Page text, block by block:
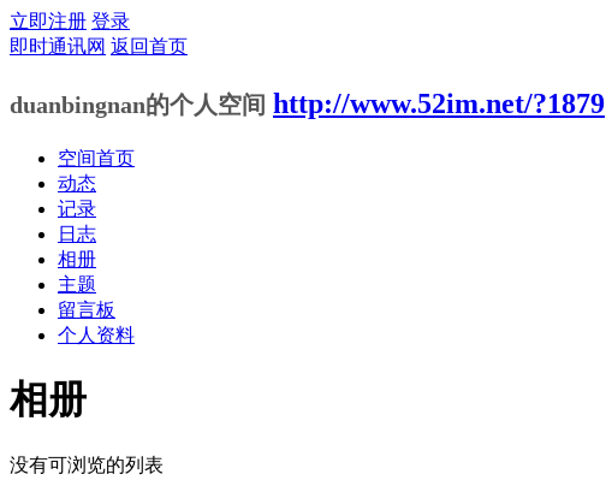
立即注册 登录
即时通讯网 返回首页
duanbingnan的个人空间 http://www.52im.net/?1879
空间首页
动态
记录
日志
相册
主题
留言板
个人资料
相册
没有可浏览的列表